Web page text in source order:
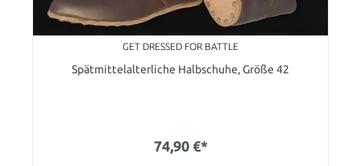
GET DRESSED FOR BATTLE
Spätmittelalterliche Halbschuhe, Größe 42
74,90 €*